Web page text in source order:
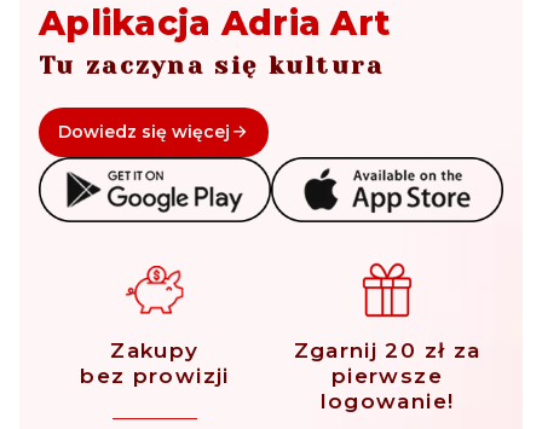
Aplikacja Adria Art
Tu zaczyna się kultura
Dowiedz się więcej
Zakupy
bez prowizji
Zgarnij 20 zł za
pierwsze
logowanie!